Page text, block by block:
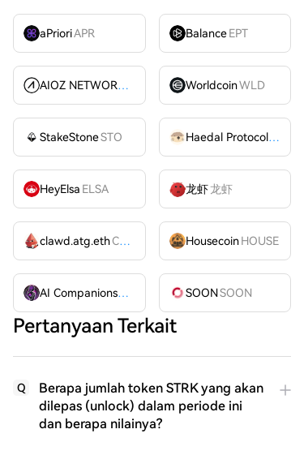
aPrioriAPR Balance EPT
AIOZ NETWORK INC AIOZ WorldcoinWLD
StakeStoneSTO Haedal Protocol
HeyElsa ELSA 龙虾龙虾
clawd.atg.ethCLAWD Housecoin HOUSE
AI Companions
AIC SOONSOON
Pertanyaan Terkait
Q
Berapa jumlah token STRK yang akan
dilepas (unlock) dalam periode ini
dan berapa nilainya?